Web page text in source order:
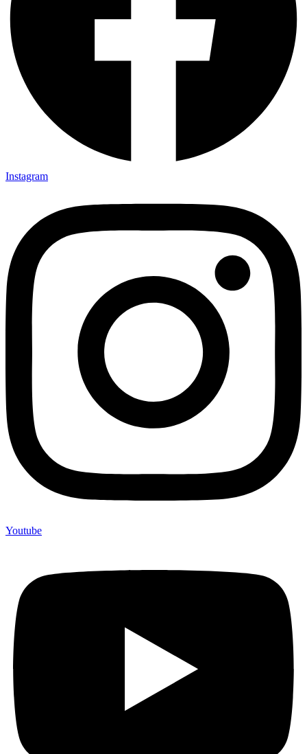
Instagram
Youtube